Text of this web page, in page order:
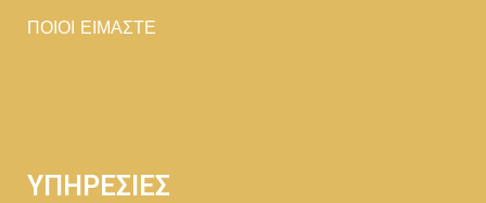
ΠΟΙΟΙ ΕΙΜΑΣΤΕ
ΥΠΗΡΕΣΙΕΣ